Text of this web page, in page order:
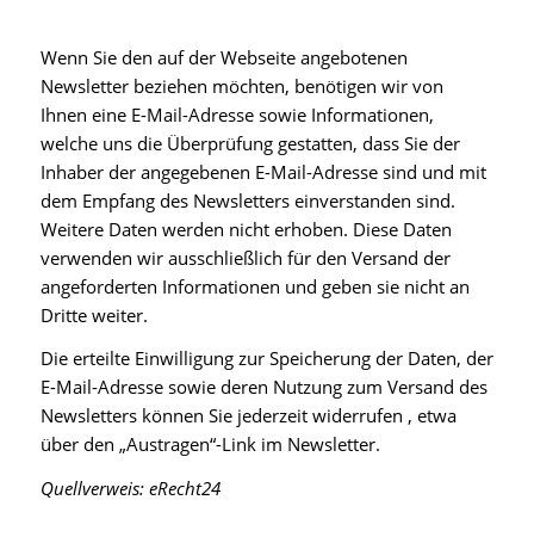
Wenn Sie den auf der Webseite angebotenen
Newsletter beziehen möchten, benötigen wir von
Ihnen eine E-Mail-Adresse sowie Informationen,
welche uns die Überprüfung gestatten, dass Sie der
Inhaber der angegebenen E-Mail-Adresse sind und mit
dem Empfang des Newsletters einverstanden sind.
Weitere Daten werden nicht erhoben. Diese Daten
verwenden wir ausschließlich für den Versand der
angeforderten Informationen und geben sie nicht an
Dritte weiter.
Die erteilte Einwilligung zur Speicherung der Daten, der
E-Mail-Adresse sowie deren Nutzung zum Versand des
Newsletters können Sie jederzeit widerrufen , etwa
über den „Austragen“-Link im Newsletter.
Quellverweis: eRecht24